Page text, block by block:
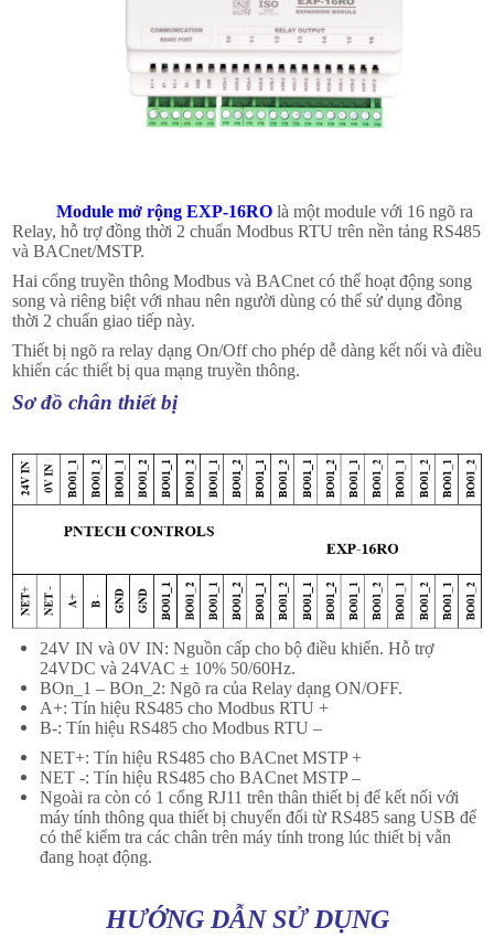
Module mở rộng EXP-16RO là một module với 16 ngõ ra
Relay, hỗ trợ đồng thời 2 chuẩn Modbus RTU trên nền tảng RS485
và BACnet/MSTP.
Hai cổng truyền thông Modbus và BACnet có thể hoạt động song
song và riêng biệt với nhau nên người dùng có thể sử dụng đồng
thời 2 chuẩn giao tiếp này.
Thiết bị ngõ ra relay dạng On/Off cho phép dễ dàng kết nối và điều
khiển các thiết bị qua mạng truyền thông.
Sơ đồ chân thiết bị
24V IN và 0V IN: Nguồn cấp cho bộ điều khiển. Hỗ trợ
24VDC và 24VAC ± 10% 50/60Hz.
BOn_1 – BOn_2: Ngõ ra của Relay dạng ON/OFF.
A+: Tín hiệu RS485 cho Modbus RTU +
B-: Tín hiệu RS485 cho Modbus RTU –
NET+: Tín hiệu RS485 cho BACnet MSTP +
NET -: Tín hiệu RS485 cho BACnet MSTP –
Ngoài ra còn có 1 cổng RJ11 trên thân thiết bị để kết nối với
máy tính thông qua thiết bị chuyển đổi từ RS485 sang USB để
có thể kiểm tra các chân trên máy tính trong lúc thiết bị vẫn
đang hoạt động.
HƯỚNG DẪN SỬ DỤNG